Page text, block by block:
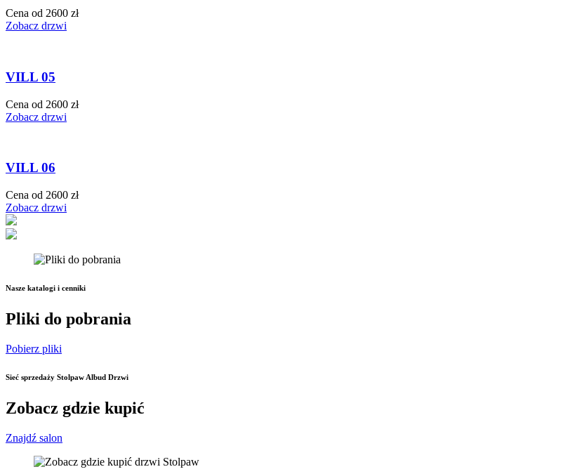
Cena od 2600 zł
Zobacz drzwi
VILL 05
Cena od 2600 zł
Zobacz drzwi
VILL 06
Cena od 2600 zł
Zobacz drzwi
Nasze katalogi i cenniki
Pliki do pobrania
Pobierz pliki
Sieć sprzedaży Stolpaw Albud Drzwi
Zobacz gdzie kupić
Znajdź salon